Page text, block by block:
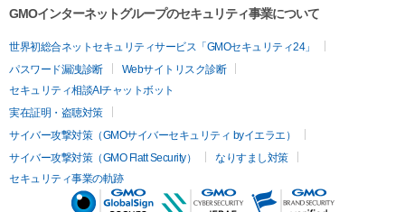
GMOインターネットグループのセキュリティ事業について
世界初総合ネットセキュリティサービス「GMOセキュリティ24」
パスワード漏洩診断
Webサイトリスク診断
セキュリティ相談AIチャットボット
実在証明・盗聴対策
サイバー攻撃対策（GMOサイバーセキュリティ byイエラエ）
サイバー攻撃対策（GMO Flatt Security）
なりすまし対策
セキュリティ事業の軌跡